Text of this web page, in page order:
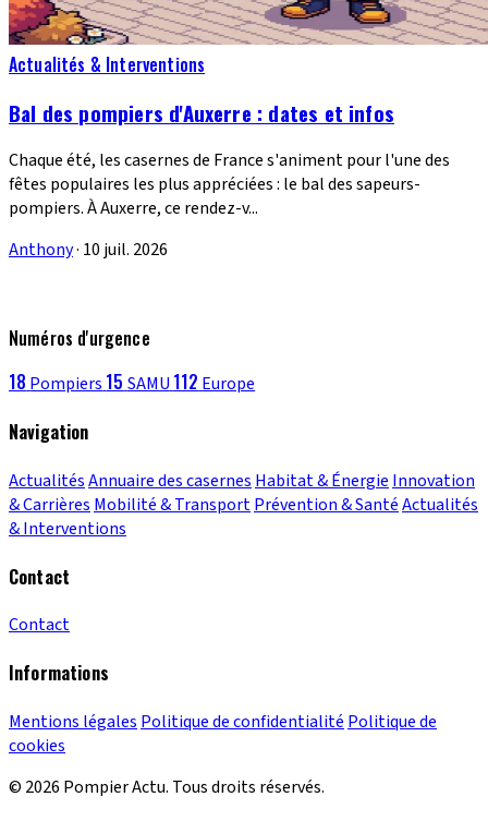
Actualités & Interventions
Bal des pompiers d'Auxerre : dates et infos
Chaque été, les casernes de France s'animent pour l'une des
fêtes populaires les plus appréciées : le bal des sapeurs-
pompiers. À Auxerre, ce rendez-v...
Anthony· 10 juil. 2026
Numéros d'urgence
18 Pompiers 15 SAMU 112 Europe
Navigation
ActualitésAnnuaire des casernes Habitat & Énergie Innovation
& Carrières Mobilité & TransportPrévention & SantéActualités
& Interventions
Contact
Contact
Informations
Mentions légales Politique de confidentialité Politique de
cookies
© 2026 Pompier Actu. Tous droits réservés.